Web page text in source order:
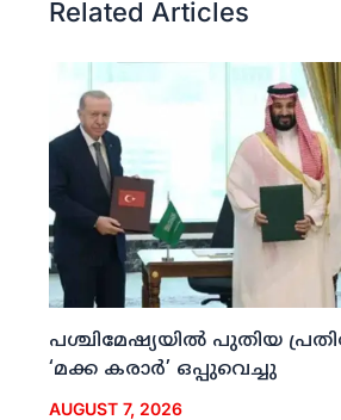
Related Articles
പശ്ചിമേഷ്യയില്‍ പുതിയ
‘മക്ക കരാര്‍’ ഒപ്പുവെച്ചു
AUGUST 7, 2026